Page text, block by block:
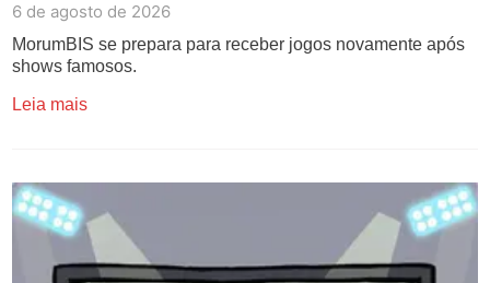
6 de agosto de 2026
MorumBIS se prepara para receber jogos novamente após
shows famosos.
Leia mais